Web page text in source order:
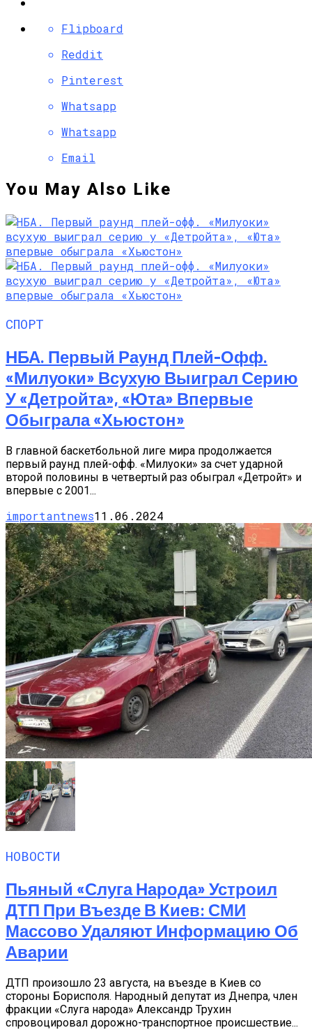
Flipboard
Reddit
Pinterest
Whatsapp
Whatsapp
Email
You May Also Like
СПОРТ
НБА. Первый Раунд Плей-Офф.
«Милуоки» Всухую Выиграл Серию
У «Детройта», «Юта» Впервые
Обыграла «Хьюстон»
В главной баскетбольной лиге мира продолжается
первый раунд плей-офф. «Милуоки» за счет ударной
второй половины в четвертый раз обыграл «Детройт» и
впервые с 2001...
importantnews11.06.2024
НОВОСТИ
Пьяный «слуга Народа» Устроил
ДТП При Въезде В Киев: СМИ
Массово Удаляют Информацию Об
Аварии
ДТП произошло 23 августа, на въезде в Киев со
стороны Борисполя. Народный депутат из Днепра, член
фракции «Слуга народа» Александр Трухин
спровоцировал дорожно-транспортное происшествие...